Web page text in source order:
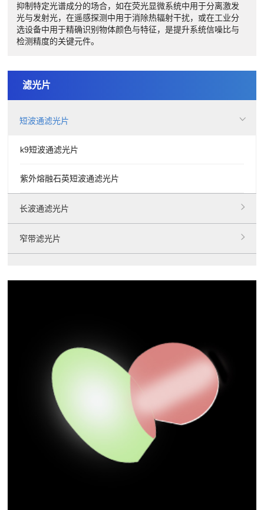
抑制特定光谱成分的场合，如在荧光显微系统中用于分离激发
光与发射光，在遥感探测中用于消除热辐射干扰，或在工业分
选设备中用于精确识别物体颜色与特征，是提升系统信噪比与
检测精度的关键元件。
滤光片
短波通滤光片
k9短波通滤光片
紫外熔融石英短波通滤光片
长波通滤光片
窄带滤光片